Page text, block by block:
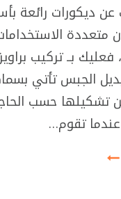
ديكورات رائعة
متعددة
فعليك بــ تركيب
الجبس تأتي
تشكيلها حسب
تقوم…